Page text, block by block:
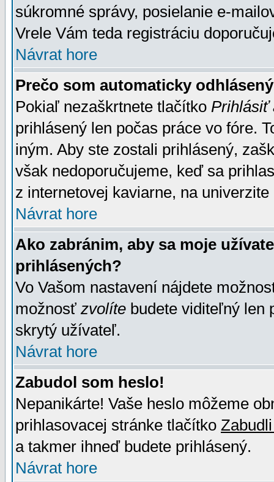
súkromné správy, posielanie e-
Vrele Vám teda registráciu
Návrat hore
Prečo som automaticky
Pokiaľ nezaškrtnete tlačítko Prihlásiť
prihlásený len počas práce vo fóre.
iným. Aby ste zostali prihlásený,
však nedoporučujeme, keď sa
z internetovej kaviarne, na univerzite
Návrat hore
Ako zabránim, aby sa moje
prihlásených?
Vo Vašom nastavení nájdete
možnosť zvolíte budete viditeľný len
skrytý užívateľ.
Návrat hore
Zabudol som heslo!
Nepanikárte! Vaše heslo môžeme
prihlasovacej stránke tlačítko
a takmer ihneď budete prihlásený.
Návrat hore